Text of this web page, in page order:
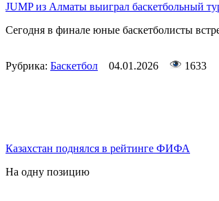
JUMP из Алматы выиграл баскетбольный
Сегодня в финале юные баскетболисты
Рубрика: Баскетбол 04.01.2026 1633
Казахстан поднялся в рейтинге ФИФА
На одну позицию